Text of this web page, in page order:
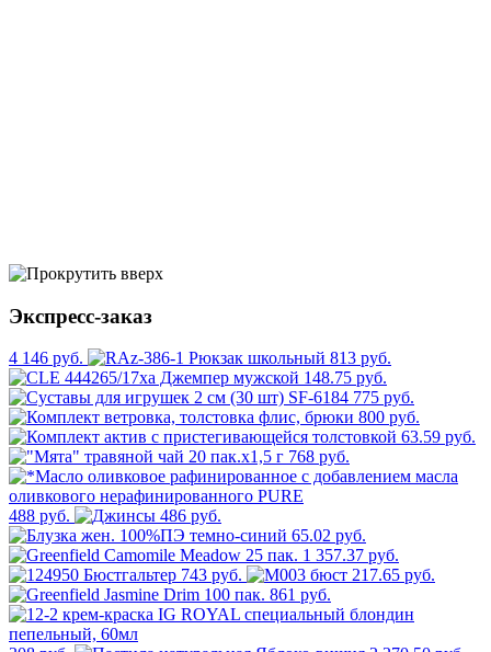
Экспресс-заказ
4 146 руб.
813 руб.
148.75 руб.
775 руб.
800 руб.
63.59 руб.
768 руб.
488 руб.
486 руб.
65.02 руб.
1 357.37 руб.
743 руб.
217.65 руб.
861 руб.